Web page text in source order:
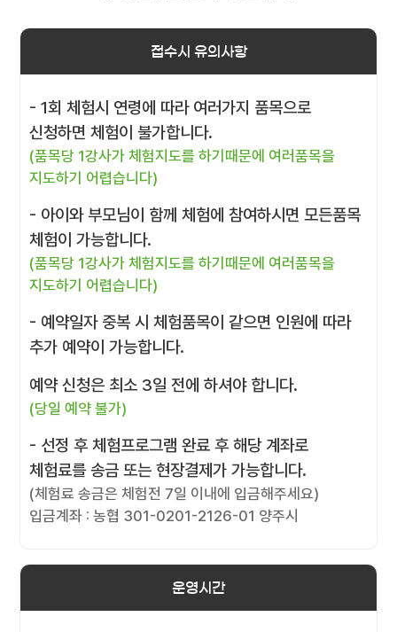
접수시 유의사항
- 1회 체험시 연령에 따라 여러가지 품목으로
신청하면 체험이 불가합니다.
(품목당 1강사가 체험지도를 하기때문에 여러품목을
지도하기 어렵습니다)
- 아이와 부모님이 함께 체험에 참여하시면 모든품목
체험이 가능합니다.
(품목당 1강사가 체험지도를 하기때문에 여러품목을
지도하기 어렵습니다)
- 예약일자 중복 시 체험품목이 같으면 인원에 따라
추가 예약이 가능합니다.
예약 신청은 최소 3일 전에 하셔야 합니다.
(당일 예약 불가)
- 선정 후 체험프로그램 완료 후 해당 계좌로
체험료를 송금 또는 현장결제가 가능합니다.
(체험료 송금은 체험전 7일 이내에 입금해주세요)
입금계좌 : 농협 301-0201-2126-01 양주시
운영시간